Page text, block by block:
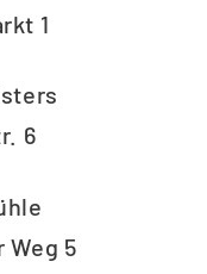
1
6
Weg 5